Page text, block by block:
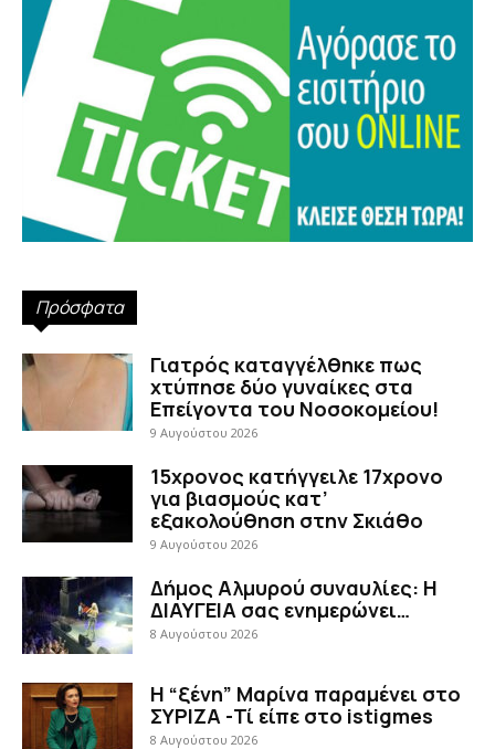
Πρόσφατα
Γιατρός καταγγέλθηκε πως
χτύπησε δύο γυναίκες στα
Επείγοντα του Νοσοκομείου!
9 Αυγούστου 2026
15χρονος κατήγγειλε 17χρονο
για βιασμούς κατ’
εξακολούθηση στην Σκιάθο
9 Αυγούστου 2026
Δήμος Αλμυρού συναυλίες: Η
ΔΙΑΥΓΕΙΑ σας ενημερώνει…
8 Αυγούστου 2026
Η “ξένη” Μαρίνα παραμένει στο
ΣΥΡΙΖΑ -Τί είπε στο istigmes
8 Αυγούστου 2026